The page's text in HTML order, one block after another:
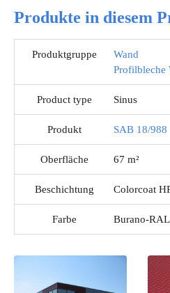
Produkte in diesem
Produktgruppe
Wand
Profilbleche
Product type Sinus
Produkt SAB 18/988
Oberfläche 67 m²
Beschichtung Colorcoat
Farbe Burano-